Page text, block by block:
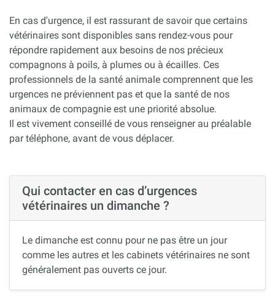
En cas d'urgence, il est rassurant de savoir que certains
vétérinaires sont disponibles sans rendez-vous pour
répondre rapidement aux besoins de nos précieux
compagnons à poils, à plumes ou à écailles. Ces
professionnels de la santé animale comprennent que les
urgences ne préviennent pas et que la santé de nos
animaux de compagnie est une priorité absolue.
Il est vivement conseillé de vous renseigner au préalable
par téléphone, avant de vous déplacer.
Qui contacter en cas d’urgences
vétérinaires un dimanche ?
Le dimanche est connu pour ne pas être un jour
comme les autres et les cabinets vétérinaires ne sont
généralement pas ouverts ce jour.